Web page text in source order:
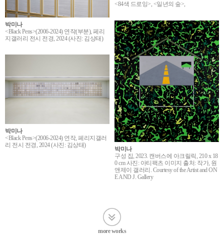
<84색 드로잉>, <일년의 숲>,
박미나
<Black Pens>(2006-2024) 연작(부분), 페리
지갤러리 전시 전경, 2024 (사진: 김상태)
박미나
구성 집, 2023. 캔버스에 아크릴릭, 210 x 18
0 cm 사진: 아티팩츠 이미지 출처: 작가, 원
앤제이 갤러리. Courtesy of the Artist and ON
E AND J. Gallery
박미나
<Black Pens>(2006-2024) 연작, 페리지갤러
리 전시 전경, 2024 (사진: 김상태)
more works